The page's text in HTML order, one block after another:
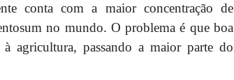
conta com a maior concentração de
no mundo. O problema é que boa
agricultura, passando a maior parte do